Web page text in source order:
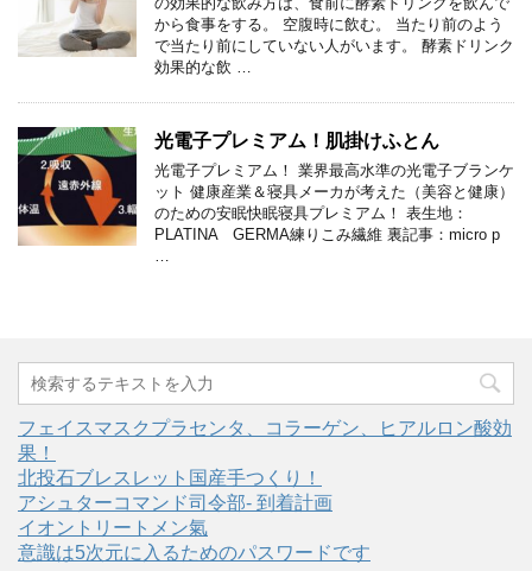
から食事をする。 空腹時に飲む。 当たり前のよう
で当たり前にしていない人がいます。 酵素ドリンク
効果的な飲 …
光電子プレミアム！肌掛けふとん
光電子プレミアム！ 業界最高水準の光電子ブランケ
ット 健康産業＆寝具メーカが考えた（美容と健康）
のための安眠快眠寝具プレミアム！ 表生地：
PLATINA GERMA練りこみ繊維 裏記事：micro p
フェイスマスクプラセンタ、コラーゲン、ヒアルロン酸効
果！
北投石ブレスレット国産手つくり！
アシュターコマンド司令部- 到着計画
イオントリートメン氣
意識は5次元に入るためのパスワードです